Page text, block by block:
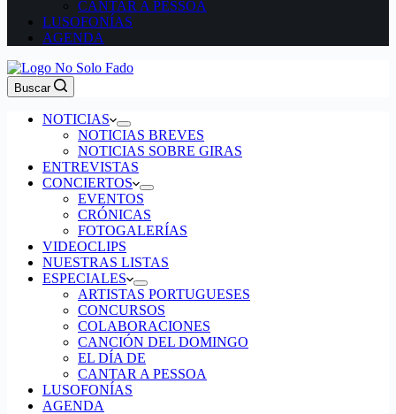
CANTAR A PESSOA
LUSOFONÍAS
AGENDA
Buscar
NOTICIAS
NOTICIAS BREVES
NOTICIAS SOBRE GIRAS
ENTREVISTAS
CONCIERTOS
EVENTOS
CRÓNICAS
FOTOGALERÍAS
VIDEOCLIPS
NUESTRAS LISTAS
ESPECIALES
ARTISTAS PORTUGUESES
CONCURSOS
COLABORACIONES
CANCIÓN DEL DOMINGO
EL DÍA DE
CANTAR A PESSOA
LUSOFONÍAS
AGENDA